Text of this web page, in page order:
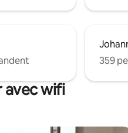
359
avec wifi